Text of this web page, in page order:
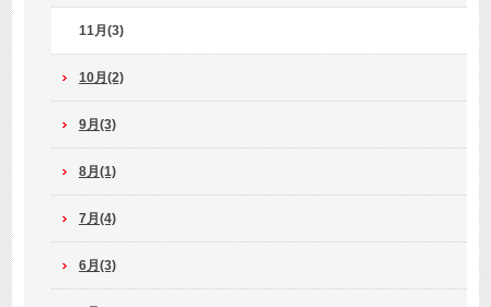
11月(3)
10月(2)
9月(3)
8月(1)
7月(4)
6月(3)